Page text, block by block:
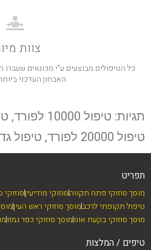
צוות
כל הטיפולים מבוצעים ע"י מכונאים
האבחון העדכני
טיפול 20000 לפורד, טיפול גדול לפורד.
תפריט
מוסך סוזוקי פתח תקווהסוזוקי מודיעיןסוזוקי
טיפול תקופתי לרכבמוסך סוזוקי ראש העין
מוסך סוזוקי בקעת אונומוסך סוזוקי כפר גמזו
טיפים / המלצות